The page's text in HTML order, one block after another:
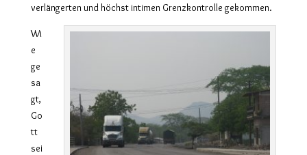
verlängerten und höchst intimen Grenzkontrolle gekommen.
Wi
e
ge
sa
gt,
Go
tt
sei